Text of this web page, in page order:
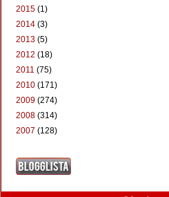
2015 (1)
2014 (3)
2013 (5)
2012 (18)
2011 (75)
2010 (171)
2009 (274)
2008 (314)
2007 (128)